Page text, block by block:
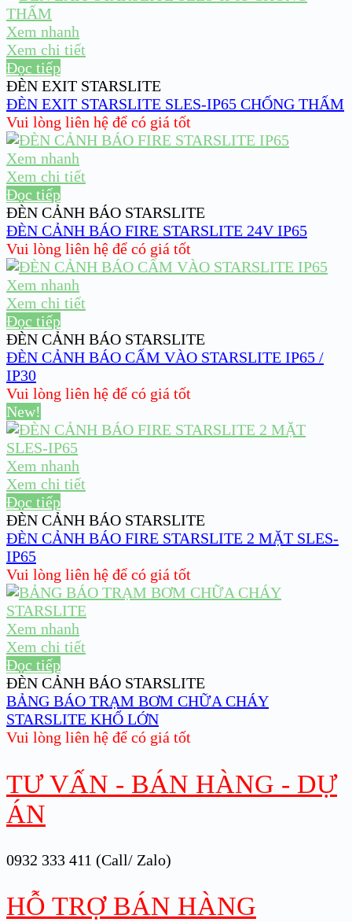
Xem nhanh
Xem chi tiết
Đọc tiếp
ĐÈN EXIT STARSLITE
ĐÈN EXIT STARSLITE SLES-IP65 CHỐNG THẤM
Vui lòng liên hệ để có giá tốt
Xem nhanh
Xem chi tiết
Đọc tiếp
ĐÈN CẢNH BÁO STARSLITE
ĐÈN CẢNH BÁO FIRE STARSLITE 24V IP65
Vui lòng liên hệ để có giá tốt
Xem nhanh
Xem chi tiết
Đọc tiếp
ĐÈN CẢNH BÁO STARSLITE
ĐÈN CẢNH BÁO CẤM VÀO STARSLITE IP65 /
IP30
Vui lòng liên hệ để có giá tốt
New!
Xem nhanh
Xem chi tiết
Đọc tiếp
ĐÈN CẢNH BÁO STARSLITE
ĐÈN CẢNH BÁO FIRE STARSLITE 2 MẶT SLES-
IP65
Vui lòng liên hệ để có giá tốt
Xem nhanh
Xem chi tiết
Đọc tiếp
ĐÈN CẢNH BÁO STARSLITE
BẢNG BÁO TRẠM BƠM CHỮA CHÁY
STARSLITE KHỔ LỚN
Vui lòng liên hệ để có giá tốt
TƯ VẤN - BÁN HÀNG - DỰ
ÁN
0932 333 411 (Call/ Zalo)
HỖ TRỢ BÁN HÀNG